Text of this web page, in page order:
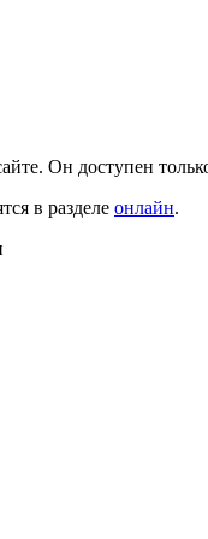
Он доступен
в разделе онлайн.